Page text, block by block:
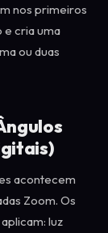
nos primeiros
e cria uma
ou duas
acontecem
Zoom. Os
luz